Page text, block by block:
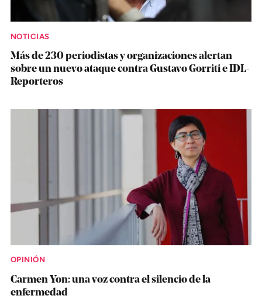
NOTICIAS
Más de 230 periodistas y organizaciones alertan
sobre un nuevo ataque contra Gustavo Gorriti e IDL-
Reporteros
OPINIÓN
Carmen Yon: una voz contra el silencio de la
enfermedad